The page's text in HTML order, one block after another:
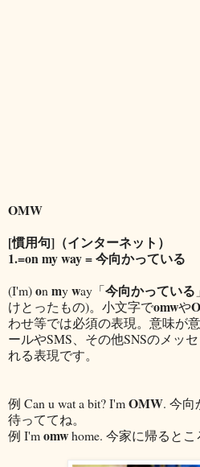
OMW
[慣用句]（インターネット）
1.=on my way = 今向かっている
(I'm)on myway「今向かっている
けとったもの)。小文字でomwや
わせ等では必須の表現。意味が
ールやSMS、その他SNSのメッ
れる表現です。
例 Can u wat a bit? I'mOMW. 今向
待っててね。
例 I'momwhome. 今家に帰るとこ